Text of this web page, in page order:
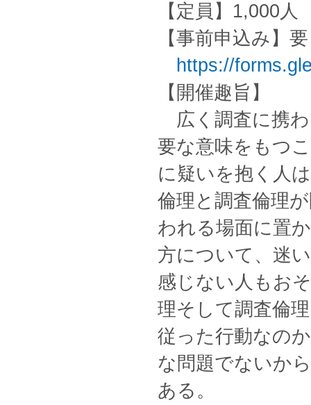
【定員】1,000人
【事前申込み】要
https://
【開催趣旨】
広く調査に携わ
要な意味をもつ
に疑いを抱く人
倫理と調査倫理
われる場面に置
方について、迷
感じない人もお
理そして調査倫
従った行動なの
な問題でないか
ある。